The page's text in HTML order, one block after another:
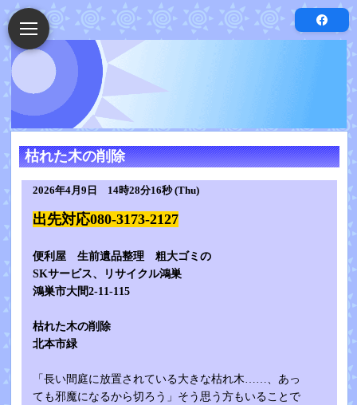
枯れた木の削除
2026年4月9日 14時28分16秒 (Thu)
出先対応080-3173-2127
便利屋 生前遺品整理 粗大ゴミの
SKサービス、リサイクル鴻巣
鴻巣市大間2-11-115
枯れた木の削除
北本市緑
「長い間庭に放置されている大きな枯れ木……、あっ
ても邪魔になるから切ろう」そう思う方もいることで